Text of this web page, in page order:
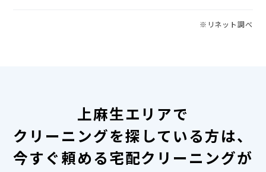
※リネット調べ
上麻生エリアで
クリーニングを探している方は、
今すぐ頼める宅配クリーニングが